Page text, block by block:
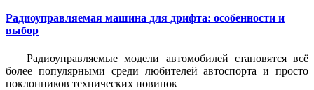
Радиоуправляемая машина для дрифта: особенности и
выбор
Радиоуправляемые модели автомобилей становятся всё
более популярными среди любителей автоспорта и просто
поклонников технических новинок